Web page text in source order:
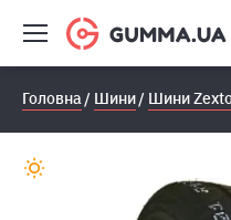
Головна Шини Шини